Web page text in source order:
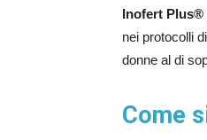
Inofert Plus®
nei protocolli
donne al di
Come